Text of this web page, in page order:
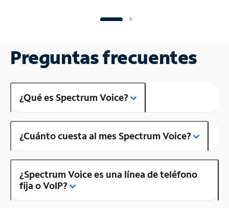
Preguntas frecuentes
¿Qué es Spectrum Voice?
¿Cuánto cuesta al mes Spectrum Voice?
¿Spectrum Voice es una línea de teléfono
fija o VoIP?